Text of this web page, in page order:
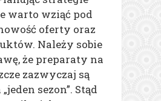
warto wziąć pod
oferty oraz
Należy sobie
że preparaty na
zazwyczaj są
sezon”. Stąd